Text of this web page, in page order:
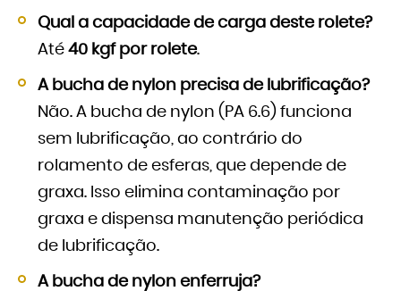
Qual a capacidade de carga deste rolete?
Até 40 kgf por rolete.
A bucha de nylon precisa de lubrificação?
Não. A bucha de nylon (PA 6.6) funciona
sem lubrificação, ao contrário do
rolamento de esferas, que depende de
graxa. Isso elimina contaminação por
graxa e dispensa manutenção periódica
de lubrificação.
A bucha de nylon enferruja?